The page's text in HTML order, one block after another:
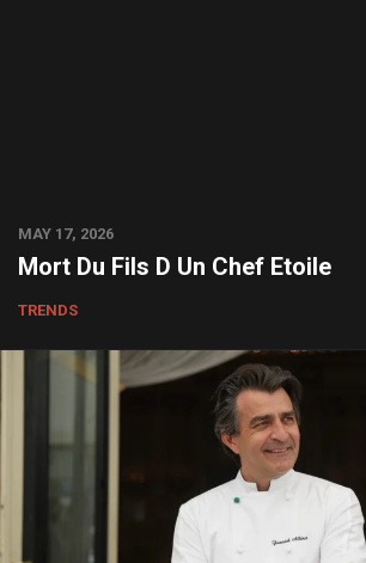
MAY 17, 2026
Mort Du Fils D Un Chef Etoile
TRENDS